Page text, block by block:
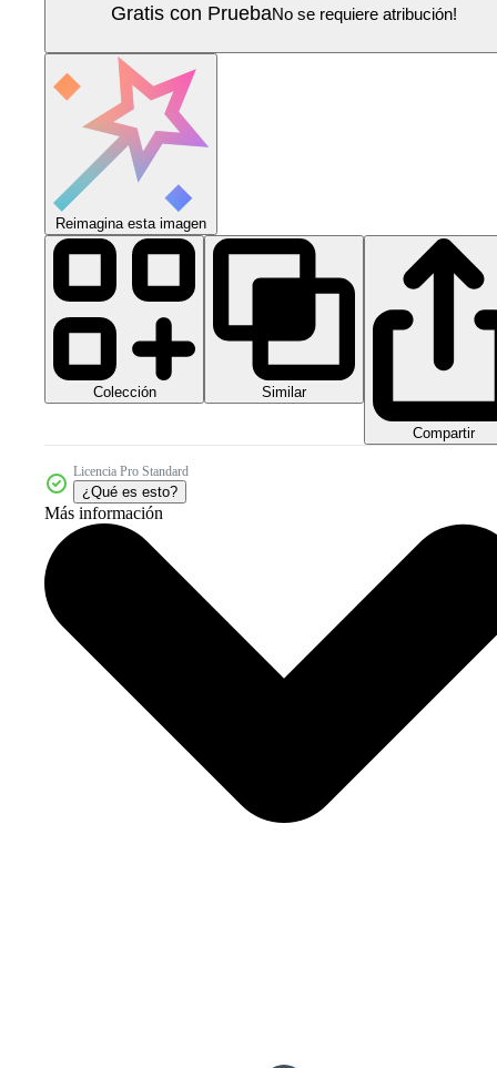
Gratis con PruebaNo se requiere atribución!
Reimagina esta imagen
Colección Similar
Compartir
Licencia Pro Standard
¿Qué es esto?
Más información